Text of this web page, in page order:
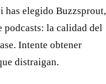
has elegido Buzzsprout,
podcasts: la calidad del
Intente obtener
distraigan.